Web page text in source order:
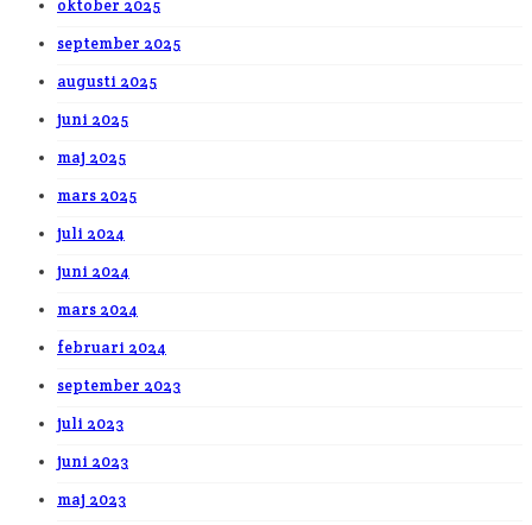
oktober 2025
september 2025
augusti 2025
juni 2025
maj 2025
mars 2025
juli 2024
juni 2024
mars 2024
februari 2024
september 2023
juli 2023
juni 2023
maj 2023